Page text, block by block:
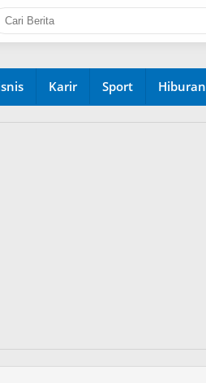
Karir Sport Hiburan